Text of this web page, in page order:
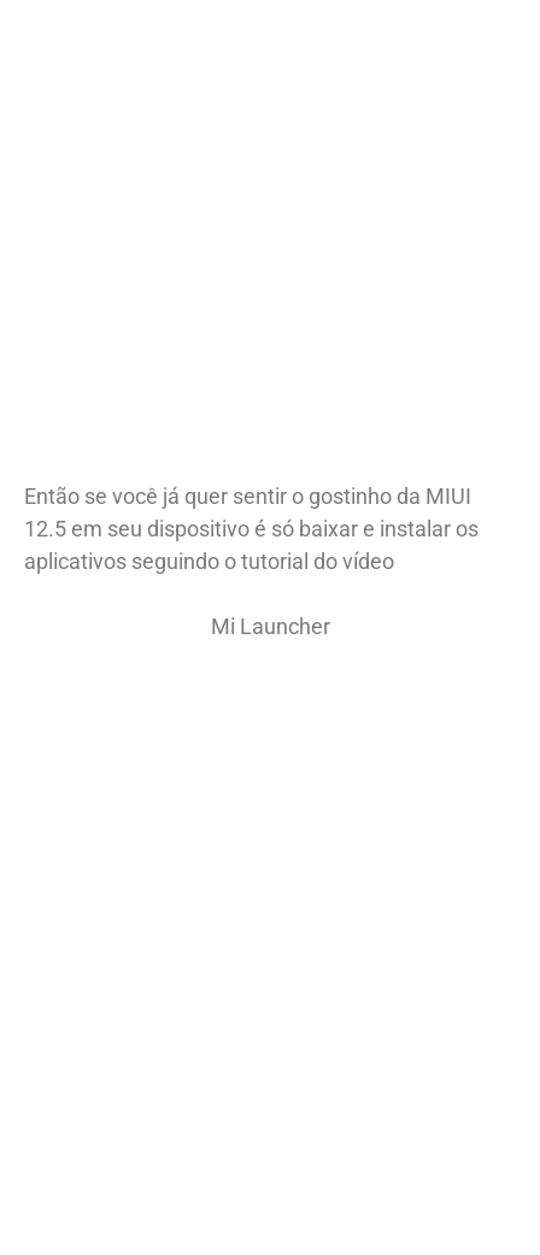
Então se você já quer sentir o gostinho da MIUI
12.5 em seu dispositivo é só baixar e instalar os
aplicativos seguindo o tutorial do vídeo
Mi Launcher